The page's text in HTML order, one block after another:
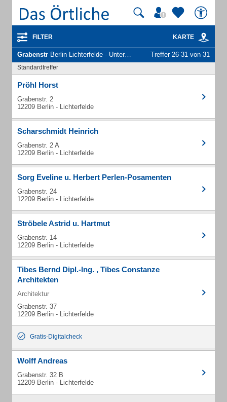
FILTER KARTE
Grabenstr Berlin Lichterfelde - Unternehmen und Personen Treffer 26-31 von 31
Standardtreffer
Pröhl Horst
Grabenstr. 2
12209 Berlin - Lichterfelde
Scharschmidt Heinrich
Grabenstr. 2 A
12209 Berlin - Lichterfelde
Sorg Eveline u. Herbert Perlen-Posamenten
Grabenstr. 24
12209 Berlin - Lichterfelde
Ströbele Astrid u. Hartmut
Grabenstr. 14
12209 Berlin - Lichterfelde
Tibes Bernd Dipl.-Ing. , Tibes Constanze
Architekten
Architektur
Grabenstr. 37
12209 Berlin - Lichterfelde
Gratis-Digitalcheck
Wolff Andreas
Grabenstr. 32 B
12209 Berlin - Lichterfelde